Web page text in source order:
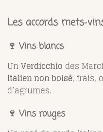
Les accords
🍷 Vins blancs
Un Verdicchio des
italien non boisé, frais,
d’agrumes.
🍷 Vins rouges